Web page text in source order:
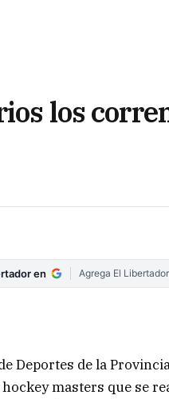
los
en Agrega El
Deportes de la
masters que se